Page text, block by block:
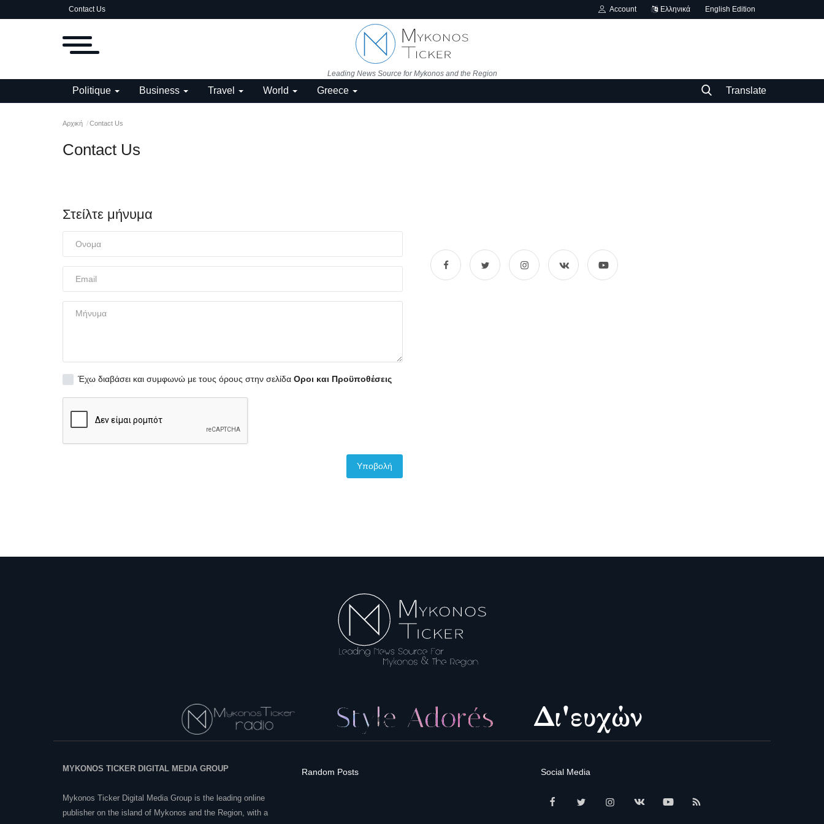
Contact Us Account Ελληνικά English Edition
Leading News Source for Mykonos and the Region
Politique Business Travel World Greece Translate
Αρχική Contact Us
Contact Us
Στείλτε μήνυμα
Έχω διαβάσει και συμφωνώ με τους όρους στην σελίδαΟροι και Προϋποθέσεις
Υποβολή
MYKONOS TICKER DIGITAL MEDIA GROUP
Mykonos Ticker Digital Media Group is the leading online
publisher on the island of Mykonos and the Region, with a
Random Posts Social Media